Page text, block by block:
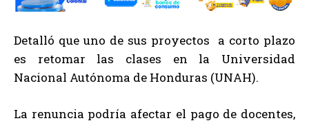
Detalló que uno de sus proyectos a corto plazo
es retomar las clases en la Universidad
Nacional Autónoma de Honduras (UNAH).
La renuncia podría afectar el pago de docentes,